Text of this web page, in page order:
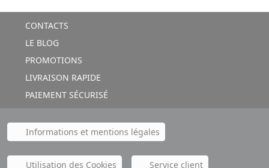
CONTACTS
LE BLOG
PROMOTIONS
LIVRAISON RAPIDE
PAIEMENT SÉCURISÉ
Informations et mentions légales
Utilisation des Cookies Service client